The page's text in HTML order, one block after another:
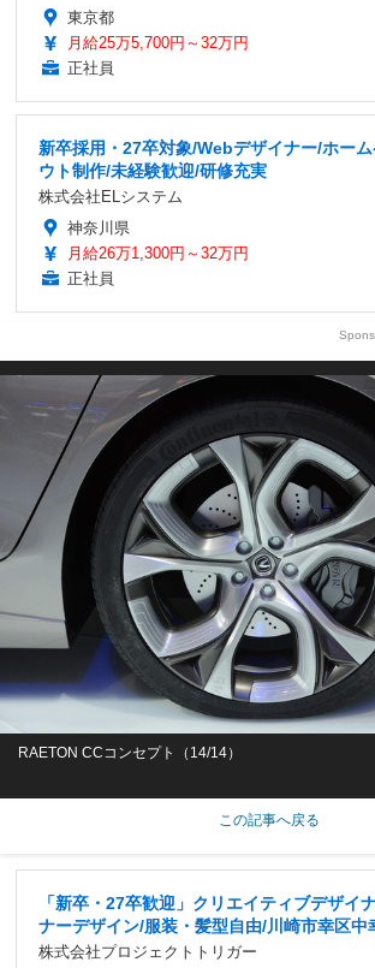
東京都
月給25万5,700円～32万円
正社員
新卒採用・27卒対象/Webデザイナー/ホー
ウト制作/未経験歓迎/研修充実
株式会社ELシステム
神奈川県
月給26万1,300円～32万円
正社員
RAETON CCコンセプト（14/14）
この記事へ戻る
「新卒・27卒歓迎」クリエイティブデザイ
ナーデザイン/服装・髪型自由/川崎市幸区中
株式会社プロジェクトトリガー